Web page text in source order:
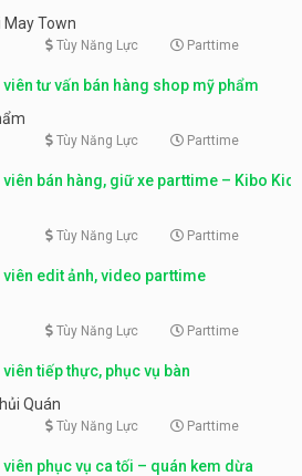
May Town
Tùy Năng Lực Parttime
viên tư vấn bán hàng shop mỹ phẩm
Tùy Năng Lực Parttime
viên bán hàng, giữ xe parttime – Kibo Kid
Tùy Năng Lực Parttime
viên edit ảnh, video parttime
Tùy Năng Lực Parttime
viên tiếp thực, phục vụ bàn
Quán
Tùy Năng Lực Parttime
viên phục vụ ca tối – quán kem dừa